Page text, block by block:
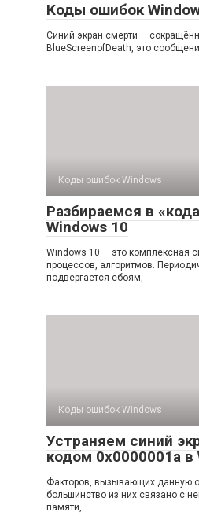
Коды ошибок
Синий экран смерти —
BlueScreenofDeath, это
Коды ошибок Windows
Разбираемся в
Windows 10
Windows 10 — это комплексная
процессов, алгоритмов.
подвергается сбоям,
Коды ошибок Windows
Устраняем синий
кодом 0x0000001a в
Факторов, вызывающих данную
большинство из них связано с
памяти,